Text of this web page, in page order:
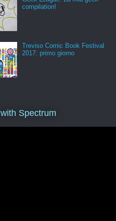
compilation!
Treviso Comic Book Festival
2017: primo giorno
Spectrum